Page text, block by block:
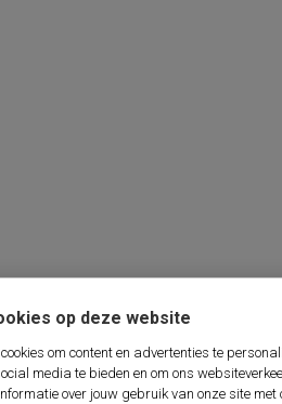
op deze website
om content en advertenties te
media te bieden en om ons
over jouw gebruik van onze site